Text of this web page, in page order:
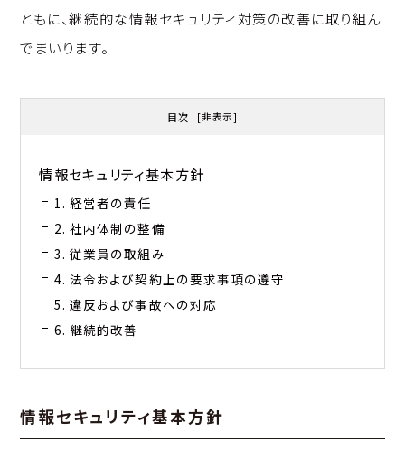
k
ともに、継続的な情報セキュリティ対策の改善に取り組ん
でまいります。
目次 [非表示]
情報セキュリティ基本方針
1. 経営者の責任
2. 社内体制の整備
3. 従業員の取組み
4. 法令および契約上の要求事項の遵守
5. 違反および事故への対応
6. 継続的改善
情報セキュリティ基本方針